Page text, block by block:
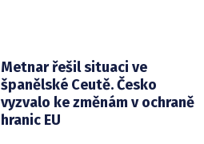
Metnar řešil situaci ve
španělské Ceutě. Česko
vyzvalo ke změnám v ochraně
hranic EU